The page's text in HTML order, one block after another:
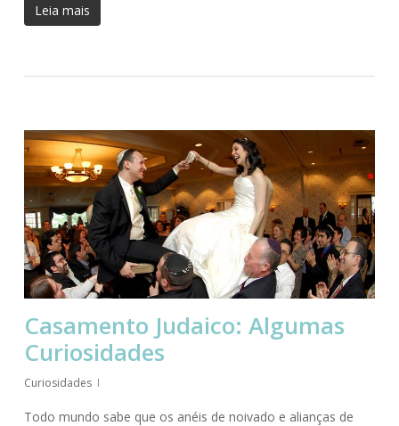
Leia mais
Casamento Judaico: Algumas
Curiosidades
Curiosidades
Todo mundo sabe que os anéis de noivado e alianças de